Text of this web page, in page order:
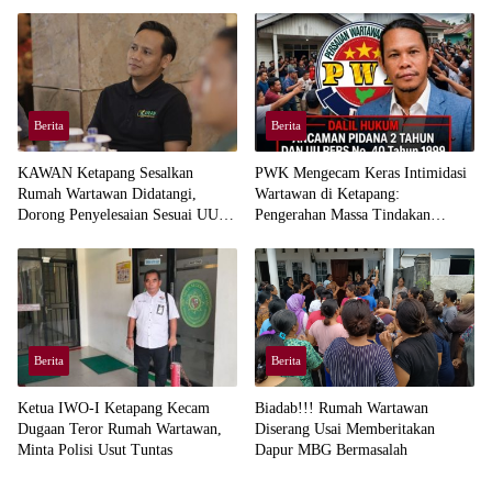
Berita
KAWAN Ketapang Sesalkan
Rumah Wartawan Didatangi,
Dorong Penyelesaian Sesuai UU
Berita
PWK Mengecam Keras Intimidasi
Wartawan di Ketapang:
Pengerahan Massa Tindakan
Berita
Ketua IWO-I Ketapang Kecam
Dugaan Teror Rumah Wartawan,
Minta Polisi Usut Tuntas
Berita
Biadab!!! Rumah Wartawan
Diserang Usai Memberitakan
Dapur MBG Bermasalah